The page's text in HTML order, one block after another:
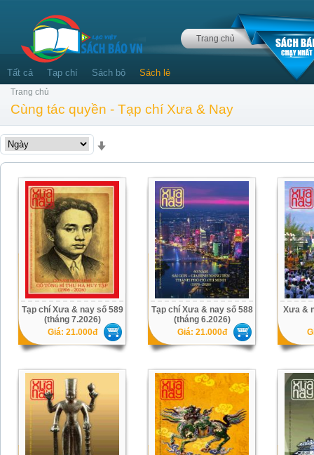
Trang chủ
Tất cả Tạp chí Sách bộ Sách lẻ
Trang chủ
Cùng tác quyền - Tạp chí Xưa & Nay
Tạp chí Xưa & nay số 589
(tháng 7.2026)
Giá: 21.000đ
Tạp chí Xưa & nay số 588
(tháng 6.2026)
Giá: 21.000đ
Xưa &